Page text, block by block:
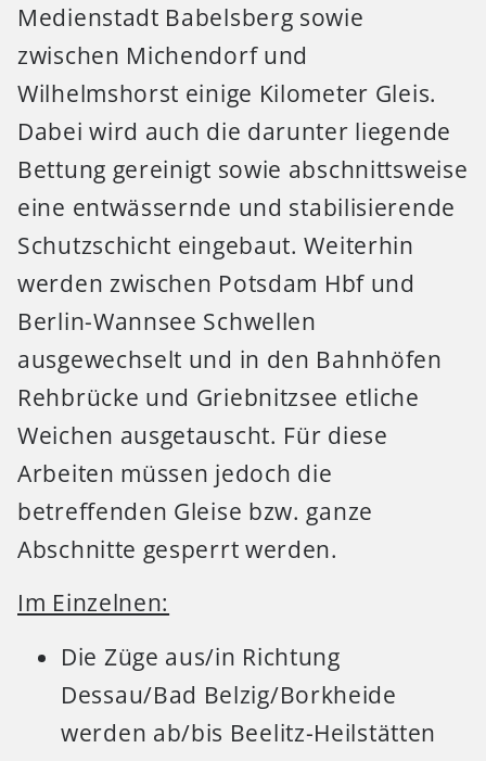
Medienstadt Babelsberg sowie
zwischen Michendorf und
Wilhelmshorst einige Kilometer Gleis.
Dabei wird auch die darunter liegende
Bettung gereinigt sowie abschnittsweise
eine entwässernde und stabilisierende
Schutzschicht eingebaut. Weiterhin
werden zwischen Potsdam Hbf und
Berlin-Wannsee Schwellen
ausgewechselt und in den Bahnhöfen
Rehbrücke und Griebnitzsee etliche
Weichen ausgetauscht. Für diese
Arbeiten müssen jedoch die
betreffenden Gleise bzw. ganze
Abschnitte gesperrt werden.
Im Einzelnen:
Die Züge aus/in Richtung
Dessau/Bad Belzig/Borkheide
werden ab/bis Beelitz-Heilstätten